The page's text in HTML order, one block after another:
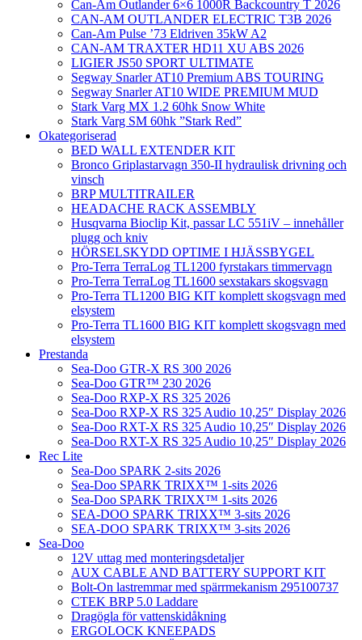
Can-Am Outlander 6×6 1000R Backcountry T 2026
CAN-AM OUTLANDER ELECTRIC T3B 2026
Can-Am Pulse ’73 Eldriven 35kW A2
CAN-AM TRAXTER HD11 XU ABS 2026
LIGIER JS50 SPORT ULTIMATE
Segway Snarler AT10 Premium ABS TOURING
Segway Snarler AT10 WIDE PREMIUM MUD
Stark Varg MX 1.2 60hk Snow White
Stark Varg SM 60hk ”Stark Red”
Okategoriserad
BED WALL EXTENDER KIT
Bronco Griplastarvagn 350-II hydraulisk drivning och
vinsch
BRP MULTITRAILER
HEADACHE RACK ASSEMBLY
Husqvarna Bioclip Kit, passar LC 551iV – innehåller
plugg och kniv
HÖRSELSKYDD OPTIME I HJÄSSBYGEL
Pro-Terra TerraLog TL1200 fyrstakars timmervagn
Pro-Terra TerraLog TL1600 sexstakars skogsvagn
Pro-Terra TL1200 BIG KIT komplett skogsvagn med
elsystem
Pro-Terra TL1600 BIG KIT komplett skogsvagn med
elsystem
Prestanda
Sea-Doo GTR-X RS 300 2026
Sea-Doo GTR™ 230 2026
Sea-Doo RXP-X RS 325 2026
Sea-Doo RXP-X RS 325 Audio 10,25″ Display 2026
Sea-Doo RXT-X RS 325 Audio 10,25″ Display 2026
Sea-Doo RXT-X RS 325 Audio 10,25″ Display 2026
Rec Lite
Sea-Doo SPARK 2-sits 2026
Sea-Doo SPARK TRIXX™ 1-sits 2026
Sea-Doo SPARK TRIXX™ 1-sits 2026
SEA-DOO SPARK TRIXX™ 3-sits 2026
SEA-DOO SPARK TRIXX™ 3-sits 2026
Sea-Doo
12V uttag med monteringsdetaljer
AUX CABLE AND BATTERY SUPPORT KIT
Bolt-On lastremmar med spärrmekanism 295100737
CTEK BRP 5.0 Laddare
Dragögla för vattenskidåkning
ERGOLOCK KNEEPADS